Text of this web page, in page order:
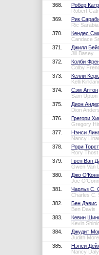
368.
Робер
Robert
369.
Рик
Ric Sarabia
370.
Кендес
Candace
371.
Джилл
Jill Basey
372.
Колби
Colby
373.
Келли
Kelli
374.
Сэм Аптон
Sam Upton
375.
Дион
Dion
376.
Грегори
Gregory
377.
Нэнси
Nancy
378.
Рори Торст
Rory Thost
379.
Гвен Ван
Gwen Van
380.
Джо
Joe
381.
Чарльз С.
Charles C.
382.
Бен Дэвис
Ben Davis
383.
Кевин
Kevin
384.
Джудит
Judith
385.
Нэнси
Nancy Daly